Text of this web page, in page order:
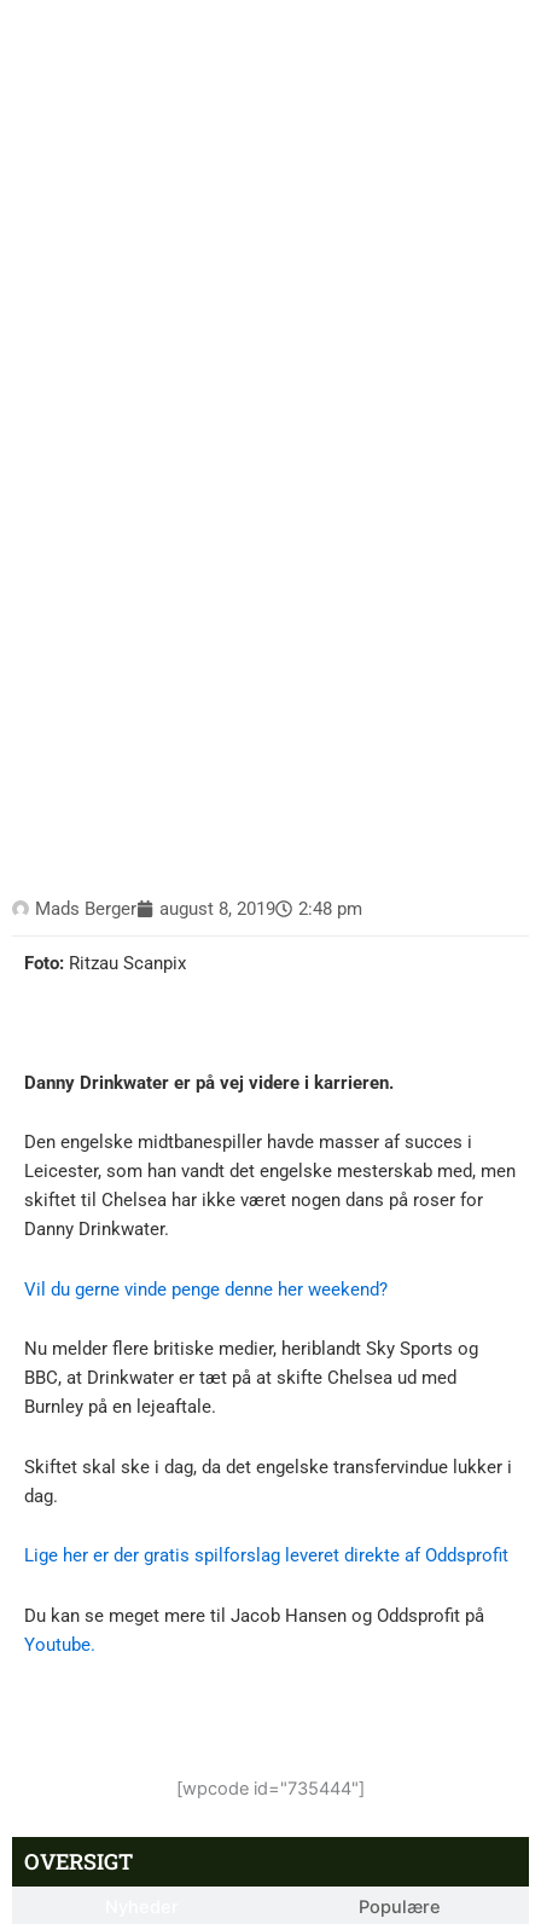
Mads Berger august 8, 2019 2:48 pm
Foto: Ritzau Scanpix
Danny Drinkwater er på vej videre i karrieren.
Den engelske midtbanespiller havde masser af succes i
Leicester, som han vandt det engelske mesterskab med, men
skiftet til Chelsea har ikke været nogen dans på roser for
Danny Drinkwater.
Vil du gerne vinde penge denne her weekend?
Nu melder flere britiske medier, heriblandt Sky Sports og
BBC, at Drinkwater er tæt på at skifte Chelsea ud med
Burnley på en lejeaftale.
Skiftet skal ske i dag, da det engelske transfervindue lukker i
dag.
Lige her er der gratis spilforslag leveret direkte af Oddsprofit
Du kan se meget mere til Jacob Hansen og Oddsprofit på
Youtube.
[wpcode id="735444"]
OVERSIGT
Populære